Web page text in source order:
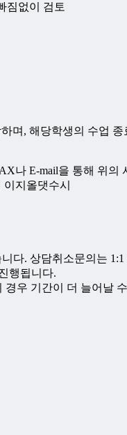
짐없이 검토
며, 해당학생의 수업
나 E-mail을 통해 위의
지올댓수시
다. 상담취소문의는
행됩니다.
경우 기간이 더 늘어날